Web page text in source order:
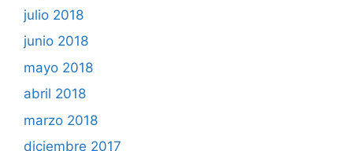
julio 2018
junio 2018
mayo 2018
abril 2018
marzo 2018
diciembre 2017